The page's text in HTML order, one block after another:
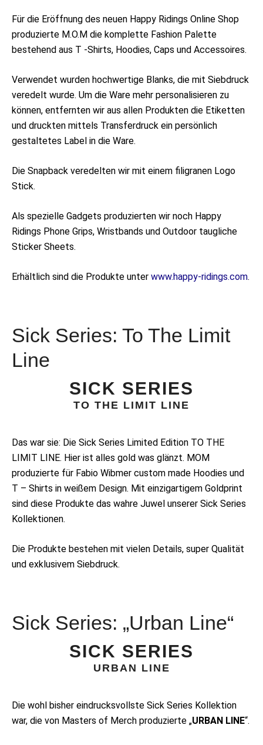
Für die Eröffnung des neuen Happy Ridings Online Shop
produzierte M.O.M die komplette Fashion Palette
bestehend aus T -Shirts, Hoodies, Caps und Accessoires.
Verwendet wurden hochwertige Blanks, die mit Siebdruck
veredelt wurde. Um die Ware mehr personalisieren zu
können, entfernten wir aus allen Produkten die Etiketten
und druckten mittels Transferdruck ein persönlich
gestaltetes Label in die Ware.
Die Snapback veredelten wir mit einem filigranen Logo
Stick.
Als spezielle Gadgets produzierten wir noch Happy
Ridings Phone Grips, Wristbands und Outdoor taugliche
Sticker Sheets.
Erhältlich sind die Produkte unter www.happy-ridings.com.
Sick Series: To The Limit
Line
SICK SERIES
TO THE LIMIT LINE
Das war sie: Die Sick Series Limited Edition TO THE
LIMIT LINE. Hier ist alles gold was glänzt. MOM
produzierte für Fabio Wibmer custom made Hoodies und
T – Shirts in weißem Design. Mit einzigartigem Goldprint
sind diese Produkte das wahre Juwel unserer Sick Series
Kollektionen.
Die Produkte bestehen mit vielen Details, super Qualität
und exklusivem Siebdruck.
Sick Series: „Urban Line“
SICK SERIES
URBAN LINE
Die wohl bisher eindrucksvollste Sick Series Kollektion
war, die von Masters of Merch produzierte „URBAN LINE“.